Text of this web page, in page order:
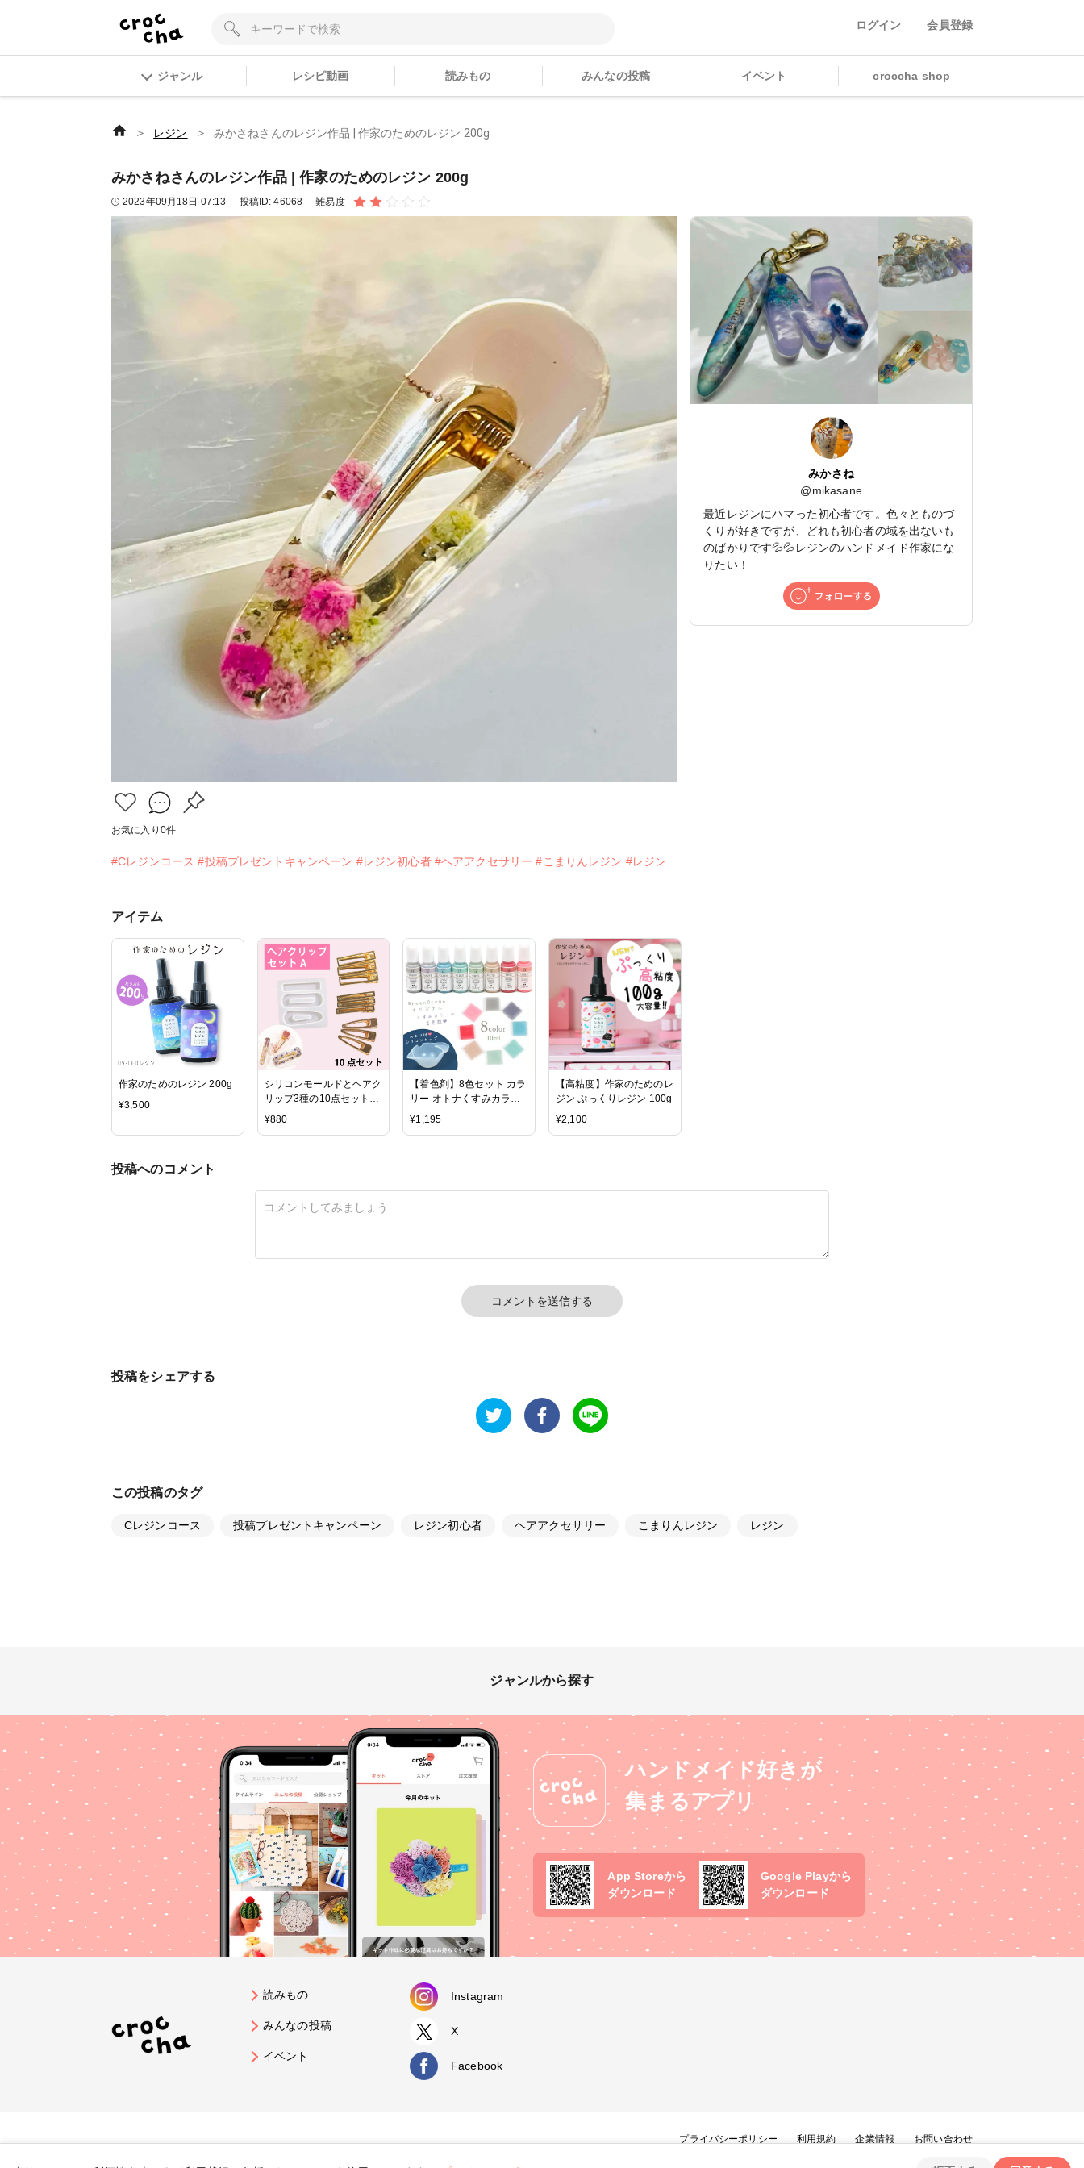
ログイン 会員登録
ジャンル レシピ動画 読みもの みんなの投稿 イベント croccha shop
＞ レジン ＞ みかさねさんのレジン作品 | 作家のためのレジン 200g
みかさねさんのレジン作品 | 作家のためのレジン 200g
2023年09月18日 07:13 投稿ID:46068 難易度
お気に入り 0件
#Cレジンコース #投稿プレゼントキャンペーン #レジン初心者 #ヘアアクセサリー #こまりんレジン #レジン
みかさね
@mikasane
最近レジンにハマった初心者です。色々とものづ
くりが好きですが、どれも初心者の域を出ないも
のばかりです💦💦レジンのハンドメイド作家にな
りたい！
アイテム
作家のためのレジン 200g
¥3,500
シリコンモールドとヘアク
リップ3種の10点セット
【セットA】
¥880
【着色剤】8色セット カラ
リー オトナくすみカラー
シリコンパレットのおまけ
付 GreenOceanオリジナ
¥1,195
【高粘度】作家のためのレ
ジン ぷっくりレジン 100g
¥2,100
投稿へのコメント
コメントを送信する
投稿をシェアする
この投稿のタグ
Cレジンコース 投稿プレゼントキャンペーン レジン初心者 ヘアアクセサリー こまりんレジン レジン
ジャンルから探す
ハンドメイド好きが
集まるアプリ
App Storeから
ダウンロード
Google Playから
ダウンロード
読みもの
みんなの投稿
イベント
Instagram
X
Facebook
プライバシーポリシー 利用規約 企業情報 お問い合わせ